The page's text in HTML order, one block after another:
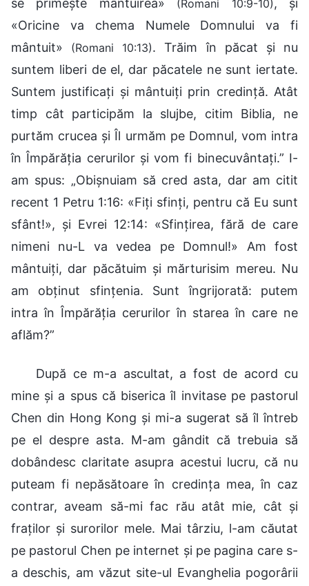
(Romani 10:9-10)
«Oricine va chema Numele Domnului va fi
mântuit» (Romani 10:13). Trăim în păcat și nu
suntem liberi de el, dar păcatele ne sunt iertate.
Suntem justificați și mântuiți prin credință. Atât
timp cât participăm la slujbe, citim Biblia, ne
purtăm crucea și Îl urmăm pe Domnul, vom intra
în Împărăția cerurilor și vom fi binecuvântați.” I-
am spus: „Obișnuiam să cred asta, dar am citit
recent 1 Petru 1:16: «Fiţi sfinţi, pentru că Eu sunt
sfânt!», și Evrei 12:14: «Sfinţirea, fără de care
nimeni nu-L va vedea pe Domnul!» Am fost
mântuiți, dar păcătuim și mărturisim mereu. Nu
am obținut sfințenia. Sunt îngrijorată: putem
intra în Împărăția cerurilor în starea în care ne
aflăm?”
După ce m-a ascultat, a fost de acord cu
mine și a spus că biserica îl invitase pe pastorul
Chen din Hong Kong și mi-a sugerat să îl întreb
pe el despre asta. M-am gândit că trebuia să
dobândesc claritate asupra acestui lucru, că nu
puteam fi nepăsătoare în credința mea, în caz
contrar, aveam să-mi fac rău atât mie, cât și
fraților și surorilor mele. Mai târziu, l-am căutat
pe pastorul Chen pe internet și pe pagina care s-
a deschis, am văzut site-ul Evanghelia pogorârii